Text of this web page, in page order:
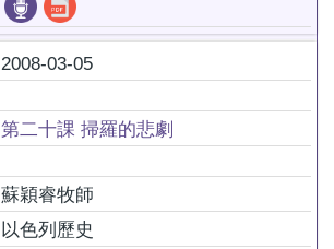
2008-03-05
第二十課 掃羅的悲劇
蘇穎睿牧師
以色列歷史